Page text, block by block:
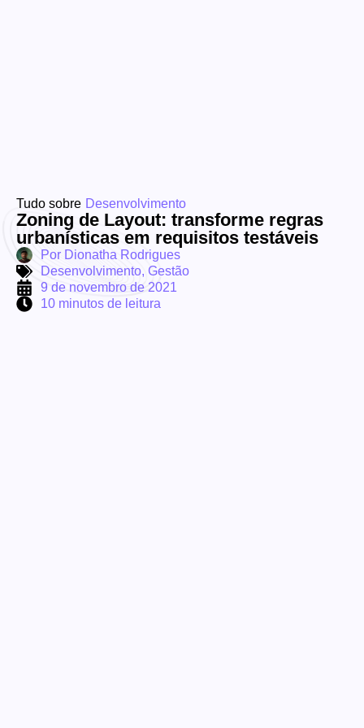
Tudo sobre Desenvolvimento
Zoning de Layout: transforme regras
urbanísticas em requisitos testáveis
Por Dionatha Rodrigues
Desenvolvimento, Gestão
9 de novembro de 2021
10 minutos de leitura